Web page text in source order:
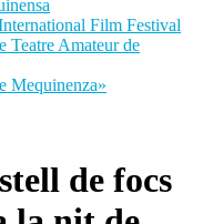
Film Festival
Amateur de
de focs